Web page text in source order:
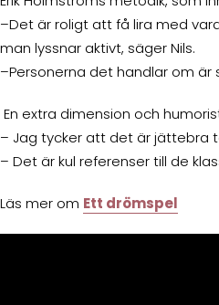
–Det är roligt att få lira med
man lyssnar aktivt, säger Nils.
–Personerna det handlar om
En extra dimension och
– Jag tycker att det är jättebra
– Det är kul referenser till de
Läs mer om Ett drömspel